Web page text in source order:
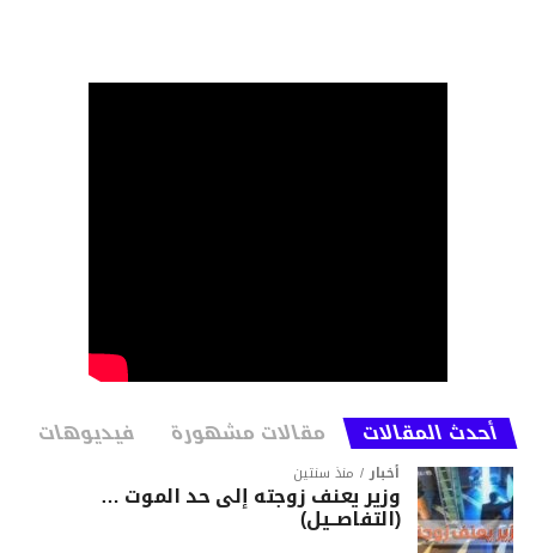
أحدث المقالات مقالات مشهورة فيديوهات
أخبار منذ سنتين
وزير يعنف زوجته إلى حد الموت …
(التفاصــيل)